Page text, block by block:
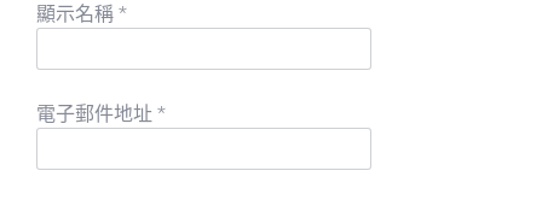
顯示名稱 *
電子郵件地址 *